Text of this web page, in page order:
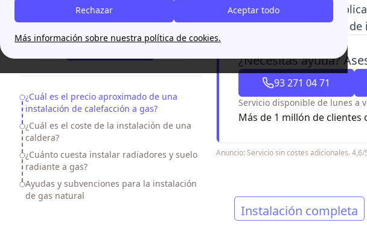
Aceptar todo
Rechazar
Más información sobre nuestra política de cookies.
¿Necesitas ayuda?
Table of Contents
¿Cuál es el precio aproximado de una
instalación de calefacción a gas?
¿Cuál es el coste de la instalación de una
caldera?
¿Cuánto cuesta instalar radiadores y suelo
radiante a gas?
Ayudas y subvenciones para la instalación
de gas natural
vivienda y sistema. Te
presupuesto al momento de
¿Necesitas ayuda?
93 271 04 71
Servicio disponible de lunes a
Más de 1 millón de
Anuncio: Servicio sin costes adicionales.
Instalación completa